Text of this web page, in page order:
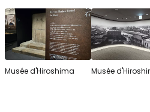
Musée d'Hiroshima Musée